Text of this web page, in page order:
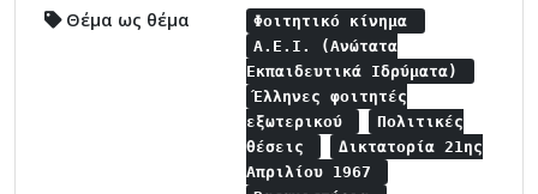
Θέμα ως θέμα
Φοιτητικό κίνημα
Α.Ε.Ι. (Ανώτατα
Εκπαιδευτικά Ιδρύματα)
Έλληνες φοιτητές
εξωτερικού
Πολιτικές
θέσεις
Δικτατορία 21ης
Απριλίου 1967